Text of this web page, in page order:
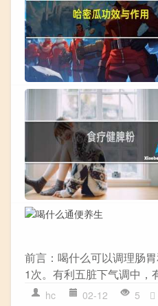
前言：喝什么可以调理肠
1次。有利五脏下气调中，
hc 02-12 5